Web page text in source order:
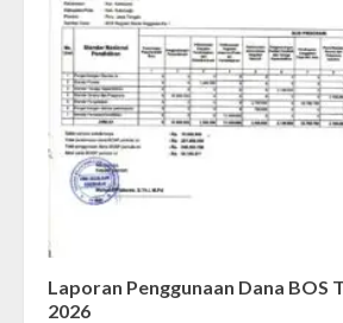
Laporan Penggunaan Dana BOS
2026